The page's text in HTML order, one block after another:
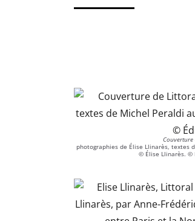
photographies de Élise Llinarès, textes
© Élise Llinarès. ©